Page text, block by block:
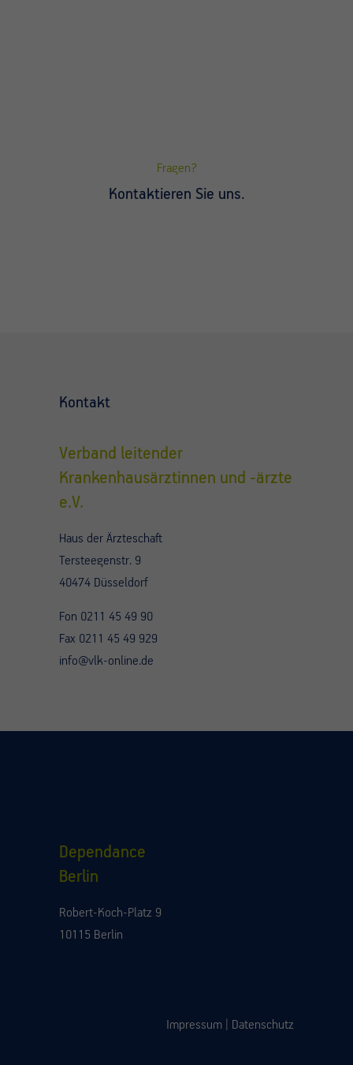
Fragen?
Kontaktieren Sie uns.
Kontakt
Verband leitender
Krankenhausärztinnen und -ärzte
e.V.
Haus der Ärzteschaft
Tersteegenstr. 9
40474 Düsseldorf
Fon 0211 45 49 90
Fax 0211 45 49 929
info@vlk-online.de
Dependance
Berlin
Robert-Koch-Platz 9
10115 Berlin
Impressum Datenschutz